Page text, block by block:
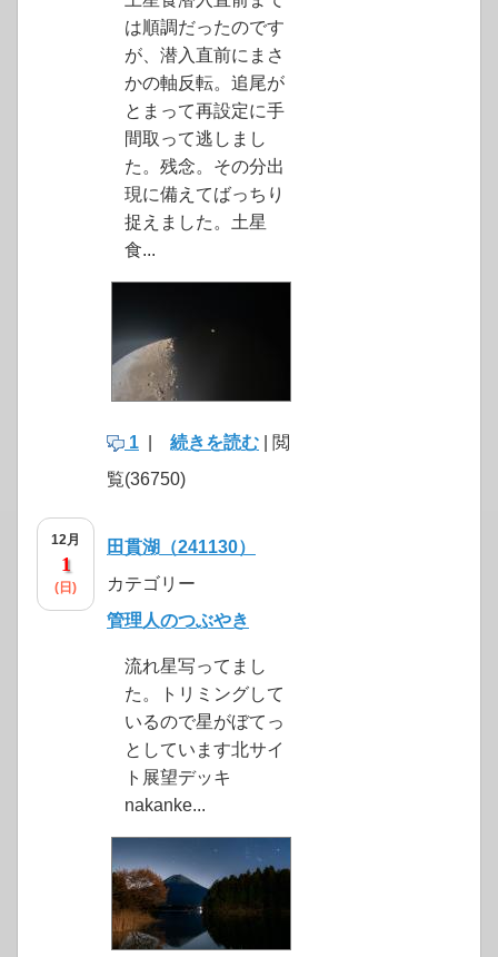
は順調だったのです
が、潜入直前にまさ
かの軸反転。追尾が
とまって再設定に手
間取って逃しまし
た。残念。その分出
現に備えてばっちり
捉えました。土星
食...
1 続きを読む | 閲
覧(36750)
12月
1
(日)
田貫湖（241130）
カテゴリー
管理人のつぶやき
流れ星写ってまし
た。トリミングして
いるので星がぼてっ
としています北サイ
ト展望デッキ
nakanke...